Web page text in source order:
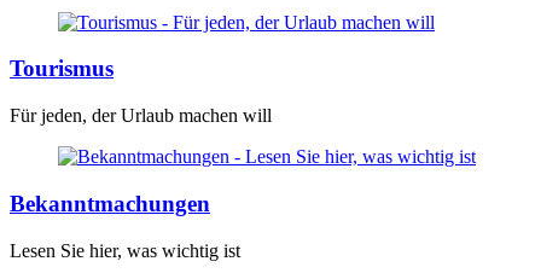
Tourismus
Für jeden, der Urlaub machen will
Bekanntmachungen
Lesen Sie hier, was wichtig ist